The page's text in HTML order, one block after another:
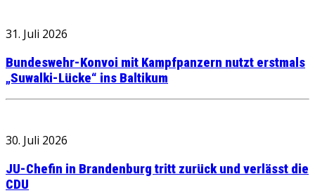
31. Juli 2026
Bundeswehr-Konvoi mit Kampfpanzern nutzt erstmals
„Suwalki-Lücke“ ins Baltikum
30. Juli 2026
JU-Chefin in Brandenburg tritt zurück und verlässt die
CDU